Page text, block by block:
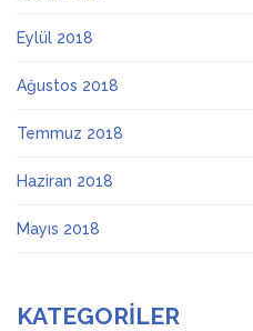
Eylül 2018
Ağustos 2018
Temmuz 2018
Haziran 2018
Mayıs 2018
KATEGORILER